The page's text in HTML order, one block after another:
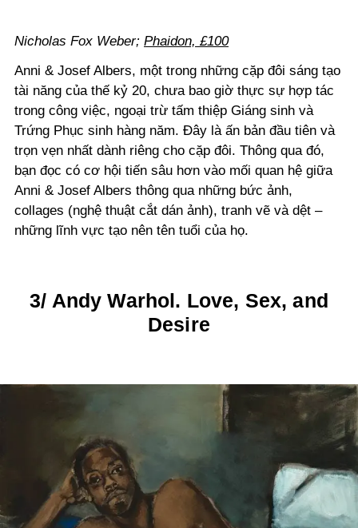
Nicholas Fox Weber; Phaidon, £100
Anni & Josef Albers, một trong những cặp đôi sáng tạo
tài năng của thế kỷ 20, chưa bao giờ thực sự hợp tác
trong công việc, ngoại trừ tấm thiệp Giáng sinh và
Trứng Phục sinh hàng năm. Đây là ấn bản đầu tiên và
trọn vẹn nhất dành riêng cho cặp đôi. Thông qua đó,
bạn đọc có cơ hội tiến sâu hơn vào mối quan hệ giữa
Anni & Josef Albers thông qua những bức ảnh,
collages (nghệ thuật cắt dán ảnh), tranh vẽ và dệt –
những lĩnh vực tạo nên tên tuổi của họ.
3/ Andy Warhol. Love, Sex, and
Desire